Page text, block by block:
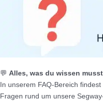
💬 Alles, was du wissen
In unserem FAQ-Bereich
Fragen rund um unsere